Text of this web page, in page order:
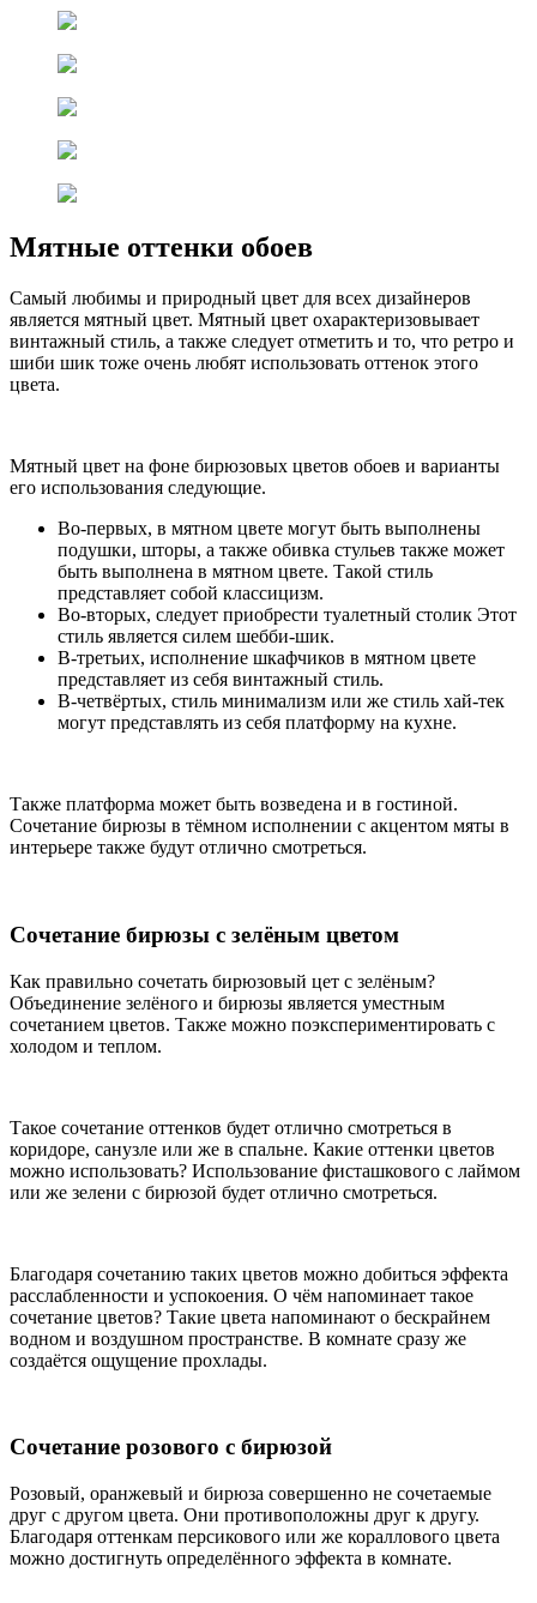
Мятные оттенки обоев
Самый любимы и природный цвет для всех дизайнеров
является мятный цвет. Мятный цвет охарактеризовывает
винтажный стиль, а также следует отметить и то, что ретро и
шиби шик тоже очень любят использовать оттенок этого
цвета.
Мятный цвет на фоне бирюзовых цветов обоев и варианты
его использования следующие.
Во-первых, в мятном цвете могут быть выполнены
подушки, шторы, а также обивка стульев также может
быть выполнена в мятном цвете. Такой стиль
представляет собой классицизм.
Во-вторых, следует приобрести туалетный столик Этот
стиль является силем шебби-шик.
В-третьих, исполнение шкафчиков в мятном цвете
представляет из себя винтажный стиль.
В-четвёртых, стиль минимализм или же стиль хай-тек
могут представлять из себя платформу на кухне.
Также платформа может быть возведена и в гостиной.
Сочетание бирюзы в тёмном исполнении с акцентом мяты в
интерьере также будут отлично смотреться.
Сочетание бирюзы с зелёным цветом
Как правильно сочетать бирюзовый цет с зелёным?
Объединение зелёного и бирюзы является уместным
сочетанием цветов. Также можно поэкспериментировать с
холодом и теплом.
Такое сочетание оттенков будет отлично смотреться в
коридоре, санузле или же в спальне. Какие оттенки цветов
можно использовать? Использование фисташкового с лаймом
или же зелени с бирюзой будет отлично смотреться.
Благодаря сочетанию таких цветов можно добиться эффекта
расслабленности и успокоения. О чём напоминает такое
сочетание цветов? Такие цвета напоминают о бескрайнем
водном и воздушном пространстве. В комнате сразу же
создаётся ощущение прохлады.
Сочетание розового с бирюзой
Розовый, оранжевый и бирюза совершенно не сочетаемые
друг с другом цвета. Они противоположны друг к другу.
Благодаря оттенкам персикового или же кораллового цвета
можно достигнуть определённого эффекта в комнате.